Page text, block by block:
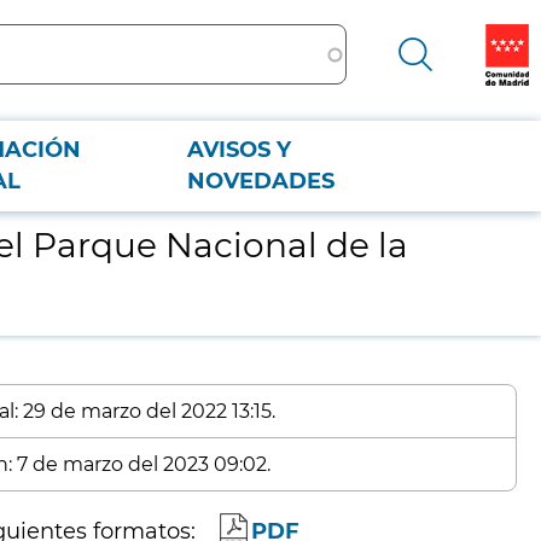
AVISOS Y
NOVEDADES
Parque Nacional de la
29 de marzo del 2022 13:15.
7 de marzo del 2023 09:02.
formatos: PDF